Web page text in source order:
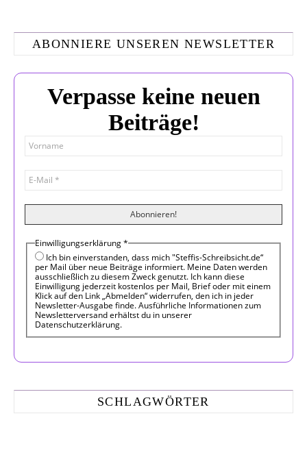
ABONNIERE UNSEREN NEWSLETTER
Verpasse keine neuen
Beiträge!
Einwilligungserklärung*
Ich bin einverstanden, dass mich "Steffis-Schreibsicht.de“
per Mail über neue Beiträge informiert. Meine Daten werden
ausschließlich zu diesem Zweck genutzt. Ich kann diese
Einwilligung jederzeit kostenlos per Mail, Brief oder mit einem
Klick auf den Link „Abmelden“ widerrufen, den ich in jeder
Newsletter-Ausgabe finde. Ausführliche Informationen zum
Newsletterversand erhältst du in unserer
Datenschutzerklärung.
SCHLAGWÖRTER